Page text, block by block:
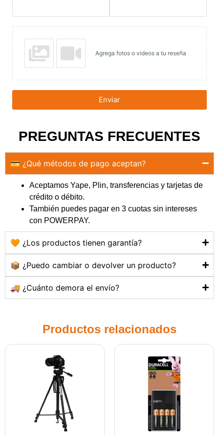
Agrega fotos o videos a tu reseña
Enviar
PREGUNTAS FRECUENTES
💳 ¿Qué métodos de pago aceptan?
Aceptamos Yape, Plin, transferencias y tarjetas de
crédito o débito.
También puedes pagar en 3 cuotas sin intereses
con POWERPAY.
🧡 ¿Los productos tienen garantía?
📦 ¿Puedo cambiar o devolver un producto?
🚚 ¿Cuánto demora el envío?
Productos relacionados